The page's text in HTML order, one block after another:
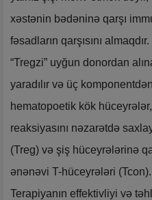
xəstənin bədəninə qarşı
fəsadların qarşısını almaqdır.
“Tregzi” uyğun donordan
yaradılır və üç
hematopoetik kök
reaksiyasını nəzarətdə
(Treg) və şiş hüceyrələrinə
ənənəvi T-hüceyrələri (Tcon).
Terapiyanın effektivliyi və